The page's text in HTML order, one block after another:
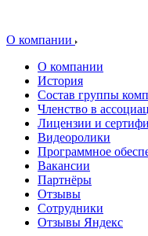
О компании
О компании
История
Состав группы
Членство в
Лицензии и
Видеоролики
Программное
Вакансии
Партнёры
Отзывы
Сотрудники
Отзывы Яндекс